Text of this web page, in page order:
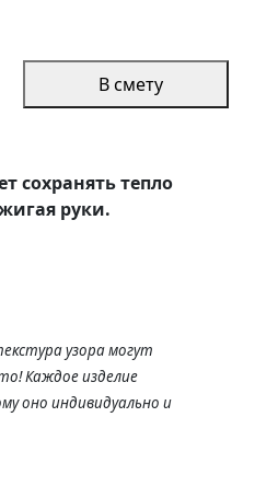
В смету
сохранять тепло
руки.
узора могут
Каждое изделие
оно индивидуально и